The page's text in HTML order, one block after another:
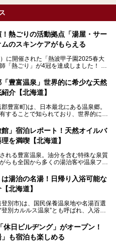
熱ごりの活動拠点「湯屋・サー
のスキンケアがもらえる
に開催された「熱波甲子園2025春大
「熱ごり」が4冠を達成しました！
銭湯「湯屋・サーモン」にて、メンズ
ルクオムの「ONE DAY KIT」を数量
します。
い。※6月13日配布開始、なくなり次
クオム【PR】
ルクオム商品のPR記事です。
豊富温泉」世界的に希少な天然
介【北海道】
豊富町)は、日本最北にある温泉郷。
することで知られており、世界的にも
、遠隔地ながらも全国から湯治・療養
れます。
で豊富温泉の“天然オイルバス”をレポ
帰り入浴施設をはじめ、宿泊施設・ア
」宿泊レポート！天然オイルバ
を満喫【北海道】
れる豊富温泉。油分を含む特殊な泉質
らも全国から多くの湯治客や温泉ファ
温泉の開湯当初から営業する老舗旅
さと名物のバター料理に定評があり、
、パブリックスペース・客室など宿の
します！
は湯治の名湯！日帰り入浴可能な
北海道】
別市)は、国民保養温泉地や名湯百選
別カルルス温泉”とも呼ばれ、入浴剤
照的な存在で、今も湯治場的な要素が
。
休日ビルヂング」がオープン！
も宿泊も楽しめる